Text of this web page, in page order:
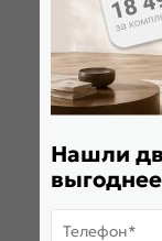
Нашли
выгоднее
Телефон*